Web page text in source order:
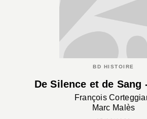
BD HISTOIRE
De Silence et de Sang
François
Marc Malès